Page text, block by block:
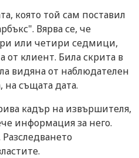
която той сам поставил
Вярва се, че
или четири седмици,
от клиент. Била скрита в
видяна от наблюдателен
същата дата.
кадър на извършителя,
информация за него.